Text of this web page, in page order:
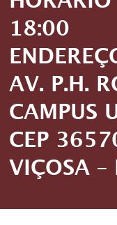
18:00
AV. P.H.
CAMPUS
CEP
VIÇOSA –